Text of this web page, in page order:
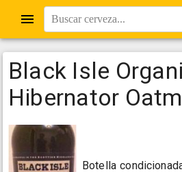
Buscar cerveza...
Black Isle
Hibernator
Botella